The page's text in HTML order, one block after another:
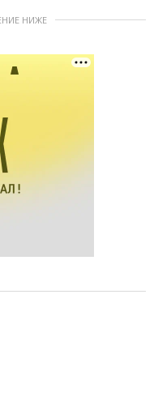
НИЖЕ